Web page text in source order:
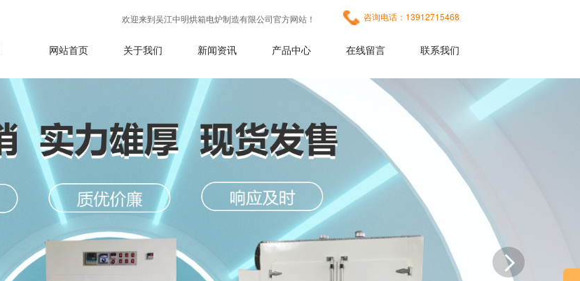
咨询电话：13912715468
欢迎来到吴江中明烘箱电炉制造有限公司官方网站！
网站首页 关于我们 新闻资讯 产品中心 在线留言 联系我们